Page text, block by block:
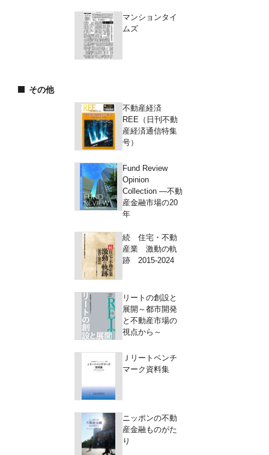
マンションタイ
ムズ
その他
不動産経済
REE（日刊不動
産経済通信特集
号）
Fund Review
Opinion
Collection ―不動
産金融市場の20
年
続 住宅・不動
産業 激動の軌
跡 2015-2024
リートの創設と
展開～都市開発
と不動産市場の
視点から～
Ｊリートベンチ
マーク資料集
ニッポンの不動
産金融ものがた
り